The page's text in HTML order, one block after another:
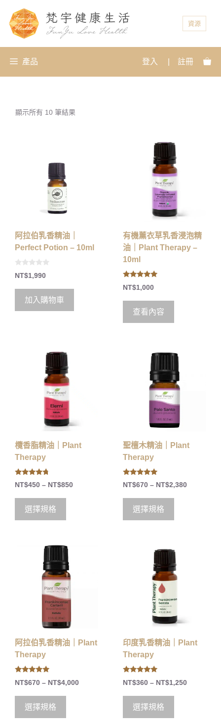
資源
產品 登入 註冊
顯示所有 10 筆結果
阿拉伯乳香精油｜
Perfect Potion – 10ml
0
o
t
5
NT$1,990
加入購物車
有機薰衣草乳香浸泡精
油｜Plant Therapy –
10ml
4.83
out of 5
NT$1,000
查看內容
欖香脂精油｜Plant
Therapy
4.50
out of 5
NT$450 – NT$850
選擇規格
聖檀木精油｜Plant
Therapy
5.00
out of 5
NT$670 – NT$2,380
選擇規格
阿拉伯乳香精油｜Plant
Therapy
5.00
out of 5
NT$670 – NT$4,000
選擇規格
印度乳香精油｜Plant
Therapy
5.00
out of 5
NT$360 – NT$1,250
選擇規格